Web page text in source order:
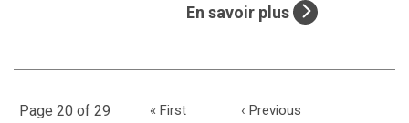
En savoir plus
Page 20 of 29 « First ‹ Previous